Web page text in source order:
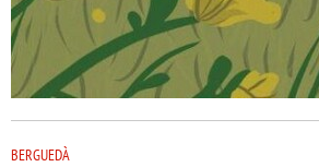
BERGUEDÀ